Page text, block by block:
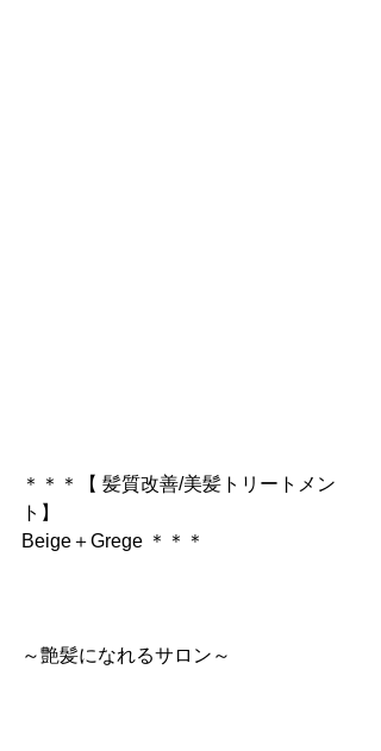
＊＊＊【 髪質改善/美髪トリートメン
ト】
Beige＋Grege ＊＊＊
～艶髪になれるサロン～